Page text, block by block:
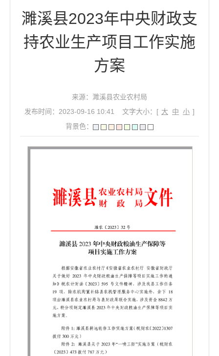
濉溪县2023年中央财政支
持农业生产项目工作实施
方案
来源：濉溪县农业农村局
发布时间：2023-09-16 10:41
文字大小：[ 大 中 小 ]
背景色：